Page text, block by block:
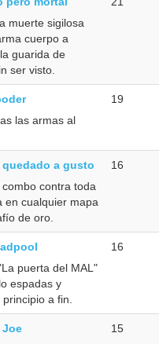
muerte sigilosa
cuerpo a
guarida de
ser visto.
las armas al
19
quedado a gusto
contra toda
en cualquier mapa
de oro.
16
puerta del MAL"
espadas y
a fin.
16
Joe
15